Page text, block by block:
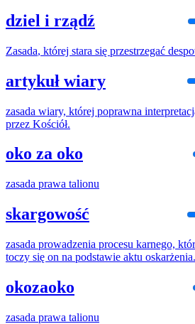
dziel i rządź
Zasada, której stara się przestrzegać
artykuł wiary
zasada wiary, której poprawna
przez Kościół.
oko za oko
zasada prawa talionu
skargowość
zasada prowadzenia procesu karnego,
toczy się on na podstawie aktu oskarżenia.
okozaoko
zasada prawa talionu